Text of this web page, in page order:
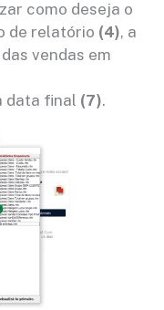
como deseja o
de relatório (4), a
vendas em
data final (7).